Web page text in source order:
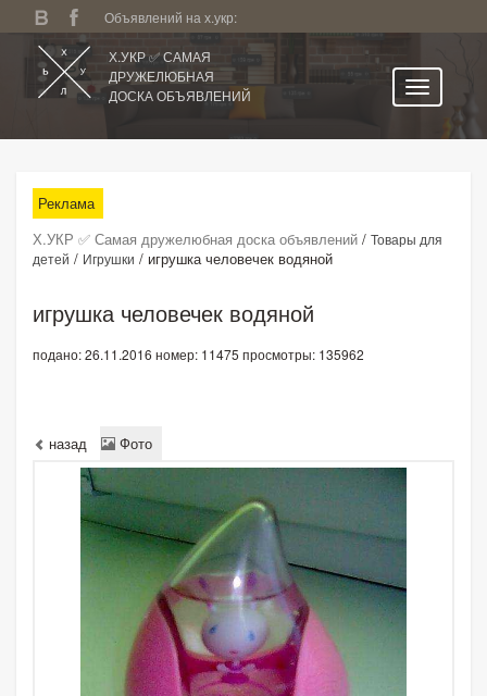
Объявлений на х.укр:
Х.УКР ✅ САМАЯ
ДРУЖЕЛЮБНАЯ
ДОСКА ОБЪЯВЛЕНИЙ
Все регионы
Категории
Избранное
Поиск по сайту
Подать объявление
Реклама
Х.УКР ✅ Самая дружелюбная доска объявлений / Товары для
детей / Игрушки / игрушка человечек водяной
игрушка человечек водяной
подано: 26.11.2016 номер: 11475 просмотры: 135962
назад Фото